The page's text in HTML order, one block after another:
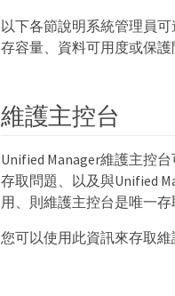
以下各節說明系統管理員
存容量、資料可用度或保護
維護主控台
Unified Manager維護主控
存取問題、以及與Unified
用、則維護主控台是唯一存
您可以使用此資訊來存取維